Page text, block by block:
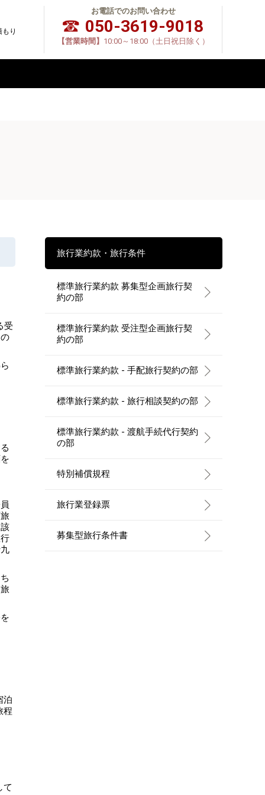
もり
お電話でのお問い合わせ
050-3619-9018
【営業時間】 10:00～18:00（土日祝日除く）
受
泊
程
て
旅行業約款・旅行条件
標準旅行業約款 募集型企画旅行契
約の部
標準旅行業約款 受注型企画旅行契
約の部
標準旅行業約款 - 手配旅行契約の部
標準旅行業約款 - 旅行相談契約の部
標準旅行業約款 - 渡航手続代行契約
の部
特別補償規程
旅行業登録票
募集型旅行条件書